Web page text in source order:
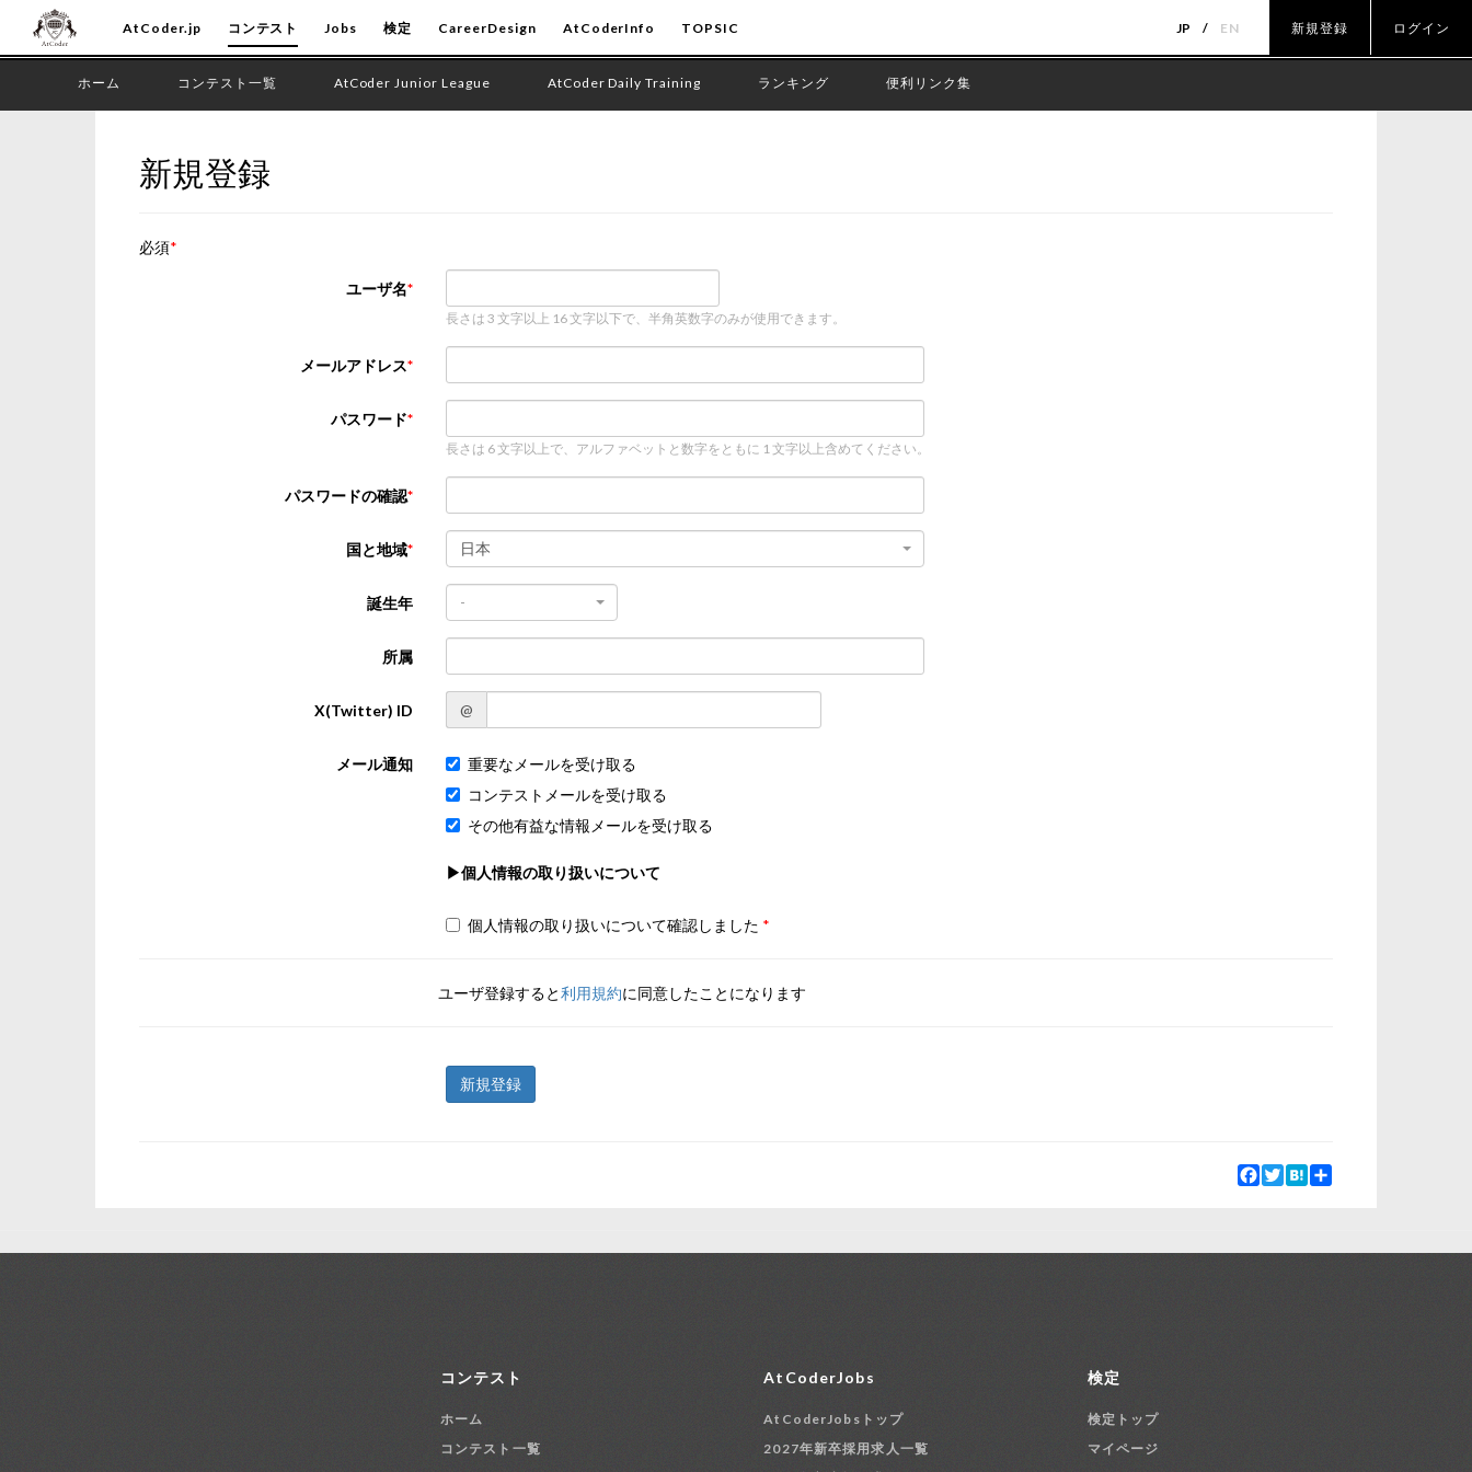
AtCoder.jp コンテスト Jobs 検定 CareerDesign AtCoderInfo TOPSIC JP EN 新規登録 ログイン
ホーム コンテスト一覧 AtCoder Junior League AtCoder Daily Training ランキング 便利リンク集
新規登録
必須
ユーザ名
長さは 3 文字以上 16 文字以下で、半角英数字のみが使用できます。
メールアドレス
パスワード
長さは 6 文字以上で、アルファベットと数字をともに 1 文字以上含めてください。
パスワードの確認
国と地域 日本
誕生年 -
所属
X(Twitter) ID @
メール通知
重要なメールを受け取る
コンテストメールを受け取る
その他有益な情報メールを受け取る
▶個人情報の取り扱いについて
個人情報の取り扱いについて確認しました
ユーザ登録すると利用規約に同意したことになります
新規登録
Facebook
Twitter
Hatena
コンテスト
ホーム
コンテスト一覧
AtCoderJobs
AtCoderJobsトップ
2027年新卒採用求人一覧
検定
検定トップ
マイページ